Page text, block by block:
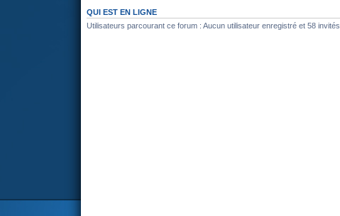
QUI EST EN LIGNE
Utilisateurs parcourant ce forum : Aucun utilisateur enregistré et 58 invités